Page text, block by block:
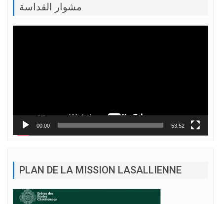
مشوار القداسة
00:00 53:52
PLAN DE LA MISSION LASALLIENNE